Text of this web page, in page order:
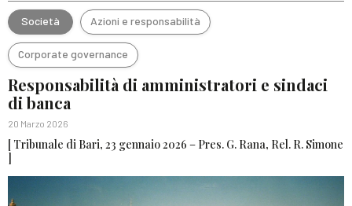
Società Azioni e responsabilità
Corporate governance
Responsabilità di amministratori e sindaci
di banca
20 Marzo 2026
[ Tribunale di Bari, 23 gennaio 2026 – Pres. G. Rana, Rel. R. Simone
]